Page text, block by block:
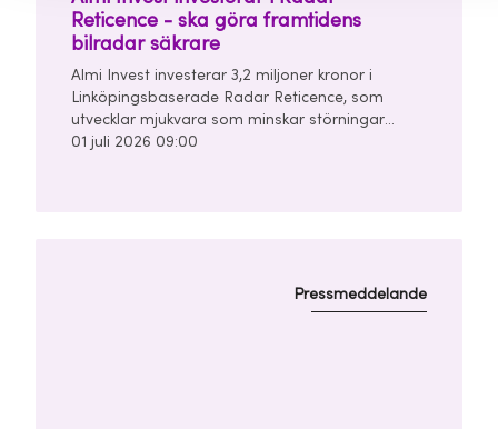
Reticence - ska göra framtidens
bilradar säkrare
Almi Invest investerar 3,2 miljoner kronor i
Linköpingsbaserade Radar Reticence, som
utvecklar mjukvara som minskar störningar
mellan bilars radarsystem. Investeringen görs
01 juli 2026 09:00
Pressmeddelande